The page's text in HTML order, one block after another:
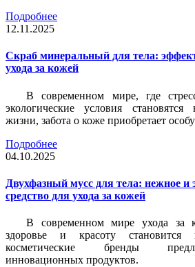
Подробнее
12.11.2025
Скраб минеральный для тела:
ухода за кожей
В современном мире, где
экологические условия становятся
жизни, забота о коже приобретает
Подробнее
04.10.2025
Двухфазный мусс для тела: нежное и
средство для ухода за кожей
В современном мире ухода за
здоровье и красоту
косметические бренды
инновационных продуктов.